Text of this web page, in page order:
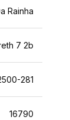
Rainha
7 2b
281
16790